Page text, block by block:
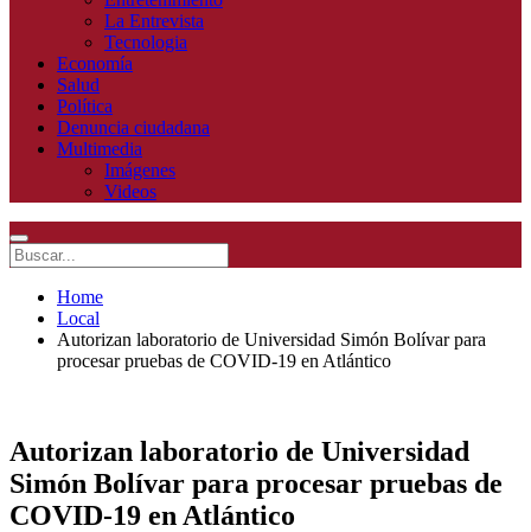
La Entrevista
Tecnologia
Economía
Salud
Política
Denuncia ciudadana
Multimedia
Imágenes
Videos
Home
Local
Autorizan laboratorio de Universidad Simón Bolívar para
procesar pruebas de COVID-19 en Atlántico
Autorizan laboratorio de Universidad
Simón Bolívar para procesar pruebas de
COVID-19 en Atlántico